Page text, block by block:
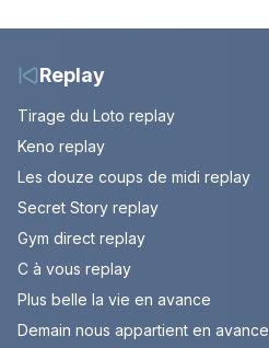
Replay
Tirage du Loto replay
Keno replay
Les douze coups de midi replay
Secret Story replay
Gym direct replay
C à vous replay
Plus belle la vie en avance
Demain nous appartient en avance